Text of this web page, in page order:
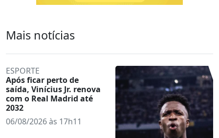
Mais notícias
ESPORTE
Após ficar perto de
saída, Vinícius Jr. renova
com o Real Madrid até
2032
06/08/2026 às 17h11